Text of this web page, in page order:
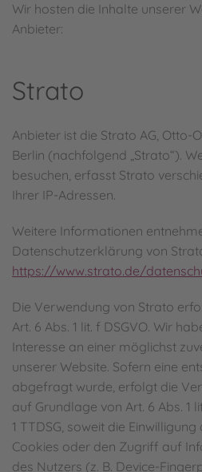
Wir hosten die Inhalte unserer
Anbieter:
Strato
Anbieter ist die Strato AG, Otto-
Berlin (nachfolgend „Strato“).
besuchen, erfasst Strato
Ihrer IP-Adressen.
Weitere Informationen
Datenschutzerklärung von
https://www.strato.de/
Die Verwendung von Strato
Art. 6 Abs. 1 lit. f DSGVO. Wir
Interesse an einer möglichst
unserer Website. Sofern eine
abgefragt wurde, erfolgt die
auf Grundlage von Art. 6 Abs. 1
1 TTDSG, soweit die
Cookies oder den Zugriff auf
des Nutzers (z. B. Device-